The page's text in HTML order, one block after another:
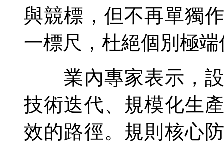
與競標，但不再單獨
一標尺，杜絕個別極
業內專家表示，設
技術迭代、規模化生
效的路徑。規則核心